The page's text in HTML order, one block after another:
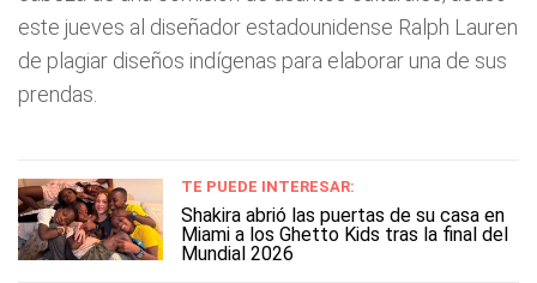
este jueves al diseñador estadounidense Ralph Lauren
de plagiar diseños indígenas para elaborar una de sus
prendas.
TE PUEDE INTERESAR:
Shakira abrió las puertas de su casa en
Miami a los Ghetto Kids tras la final del
Mundial 2026